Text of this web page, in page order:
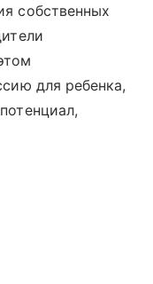
собственных
для ребенка,